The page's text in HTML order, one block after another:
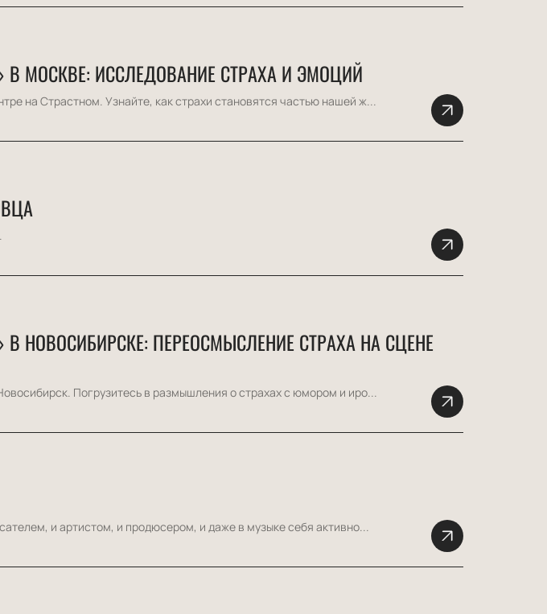
МОСКВЕ: ИССЛЕДОВАНИЕ СТРАХА И ЭМОЦИЙ
на Страстном. Узнайте, как страхи становятся частью нашей ж...
НОВОСИБИРСКЕ: ПЕРЕОСМЫСЛЕНИЕ СТРАХА НА СЦЕНЕ
Погрузитесь в размышления о страхах с юмором и иро...
и артистом, и продюсером, и даже в музыке себя активно...